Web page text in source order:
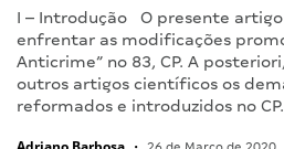
I – Introdução O presente
enfrentar as modificações
Anticrime” no 83, CP. A
outros artigos científicos os
reformados e introduzidos no